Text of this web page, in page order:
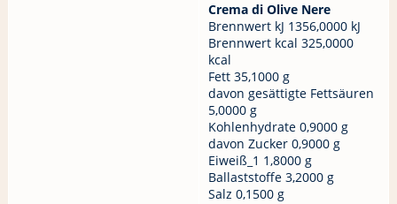
Crema di Olive Nere
Brennwert kJ 1356,0000 kJ
Brennwert kcal 325,0000
kcal
Fett 35,1000 g
davon gesättigte Fettsäuren
5,0000 g
Kohlenhydrate 0,9000 g
davon Zucker 0,9000 g
Eiweiß_1 1,8000 g
Ballaststoffe 3,2000 g
Salz 0,1500 g